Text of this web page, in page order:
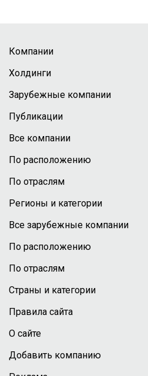
Компании
Холдинги
Зарубежные компании
Публикации
Все компании
По расположению
По отраслям
Регионы и категории
Все зарубежные компании
По расположению
По отраслям
Страны и категории
Правила сайта
О сайте
Добавить компанию